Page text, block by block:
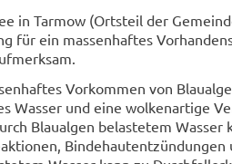
in Tar­mow (Orts­teil der
für ein mas­sen­haf­tes
Vor­kom­men von
Was­ser und eine wol­ken­ar­ti­ge
Blau­al­gen be­las­te­tem Was­ser
Bin­de­haut­ent­zün­dun­gen